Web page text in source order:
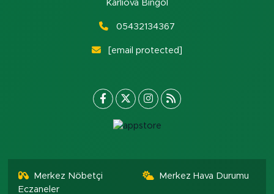
Karlıova Bingöl
05432134367
[email protected]
Merkez Nöbetçi
Eczaneler
Merkez Hava Durumu